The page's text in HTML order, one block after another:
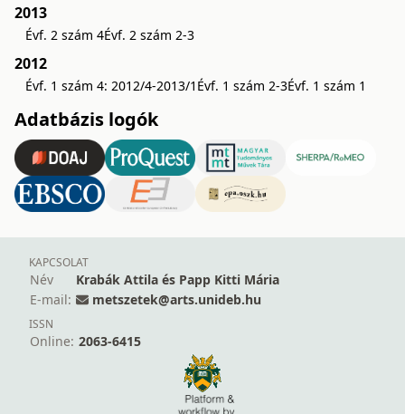
2013
Évf. 2 szám 4Évf. 2 szám 2-3
2012
Évf. 1 szám 4: 2012/4-2013/1 Évf. 1 szám 2-3Évf. 1 szám 1
Adatbázis logók
KAPCSOLAT
Név
Krabák Attila és Papp Kitti Mária
E-mail:
metszetek@arts.unideb.hu
ISSN
Online: 2063-6415